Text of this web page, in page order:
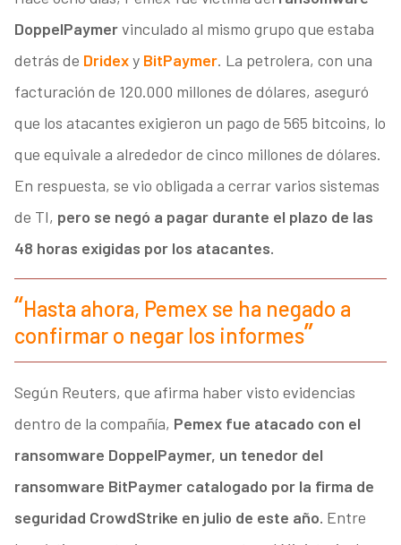
DoppelPaymervinculado al mismo grupo que estaba
detrás de Dridexy BitPaymer. La petrolera, con una
facturación de 120.000 millones de dólares, aseguró
que los atacantes exigieron un pago de 565 bitcoins, lo
que equivale a alrededor de cinco millones de dólares.
En respuesta, se vio obligada a cerrar varios sistemas
de TI, pero se negó a pagar durante el plazo de las
48 horas exigidas por los atacantes.
Hasta ahora, Pemex se ha negado a
confirmar o negar los informes
Según Reuters, que afirma haber visto evidencias
dentro de la compañía, Pemex fue atacado con el
ransomware DoppelPaymer, un tenedor del
ransomware BitPaymer catalogado por la firma de
seguridad CrowdStrike en julio de este año. Entre